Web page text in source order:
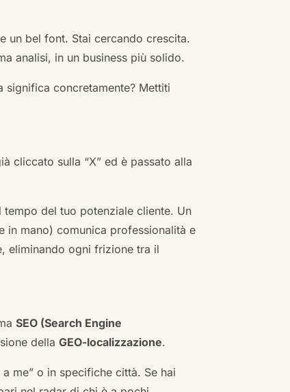
un bel font. Stai cercando crescita.
analisi, in un business più solido.
significa concretamente? Mettiti
cliccato sulla “X” ed è passato alla
del tuo potenziale cliente. Un
mano) comunica professionalità e
eliminando ogni frizione tra il
SEO (Search Engine
dellaGEO-localizzazione.
me” o in specifiche città. Se hai